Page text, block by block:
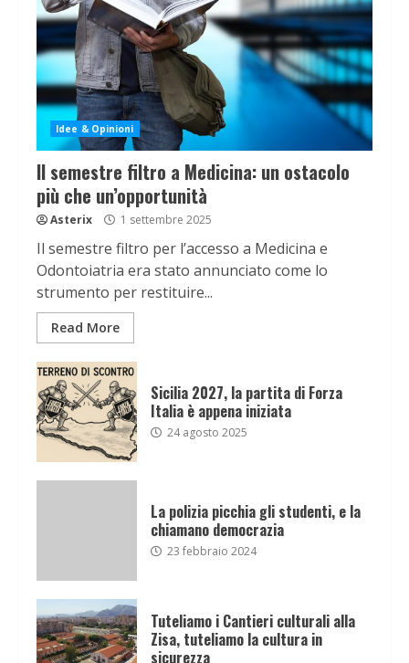
Idee & Opinioni
Il semestre filtro a Medicina: un ostacolo
più che un’opportunità
Asterix 1 settembre 2025
Il semestre filtro per l’accesso a Medicina e
Odontoiatria era stato annunciato come lo
strumento per restituire...
Read More
Sicilia 2027, la partita di Forza
Italia è appena iniziata
24 agosto 2025
La polizia picchia gli studenti, e la
chiamano democrazia
23 febbraio 2024
Tuteliamo i Cantieri culturali alla
Zisa, tuteliamo la cultura in
sicurezza